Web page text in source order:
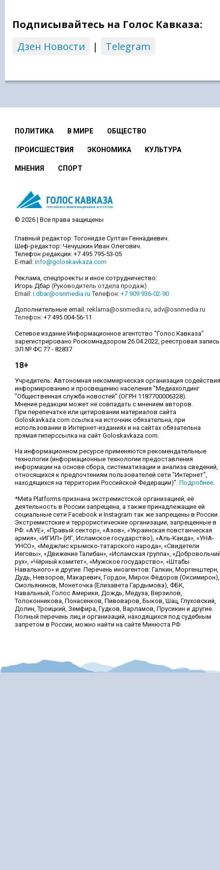
Подписывайтесь на Голос Кавказа:
Дзен Новости
| Telegram
ПОЛИТИКА В МИРЕ ОБЩЕСТВО
ПРОИСШЕСТВИЯ ЭКОНОМИКА КУЛЬТУРА
МНЕНИЯ СПОРТ
© 2026 | Все права защищены
Главный редактор: Тогонидзе Султан Геннадиевич.
Шеф-редактор: Чечушкин Иван Олегович.
Телефон редакции: +7 495 795-53-05
E-mail: info@goloskavkaza.com
Реклама, спецпроекты и иное сотрудничество:
Игорь Дбар (Руководитель отдела продаж)
Email: i.dbar@osnmedia.ru Телефон: +7 909 936-02-90
Дополнительные email: reklama@osnmedia.ru, adv@osnmedia.ru
Телефон: +7 495 004-56-11
Сетевое издание Информационное агентство "Голос Кавказа"
зарегистрировано Роскомнадзором 26.04.2022, реестровая запись
ЭЛ № ФС 77 - 82837
18+
Учредитель: Автономная некоммерческая организация содействия
информированию и просвещению населения "Медиахолдинг
"Общественная служба новостей" (ОГРН 1187700006328).
Мнение редакции может не совпадать с мнением авторов.
При перепечатке или цитировании материалов сайта
Goloskavkaza.com ссылка на источник обязательна, при
использовании в Интернет-изданиях и на сайтах обязательна
прямая гиперссылка на сайт Goloskavkaza.com.
На информационном ресурсе применяются рекомендательные
технологии (информационные технологии предоставления
информации на основе сбора, систематизации и анализа сведений,
относящихся к предпочтениям пользователей сети "Интернет",
находящихся на территории Российской Федерации)". Подробнее.
*Meta Platforms признана экстремистской организацией, её
деятельность в России запрещена, а также принадлежащие ей
социальные сети Facebook и Instagram так же запрещены в России.
Экстремистские и террористические организации, запрещенные в
РФ: «АУЕ», «Правый сектор», «Азов», «Украинская повстанческая
армия», «ИГИЛ» (ИГ, Исламское государство), «Аль-Каида», «УНА-
УНСО», «Меджлис крымско-татарского народа», «Свидетели
Иеговы», «Движение Талибан», «Исламская группа»,
рух», «Чёрный комитет», «Мужское государство», «Штабы
Навального» и другие. Перечень иноагентов: Галкин, Моргенштерн,
Дудь, Невзоров, Макаревич, Гордон, Мирон Фёдоров (Оксимирон),
Смольянинов, Монеточка (Елизавета Гардымова), ФБК,
Навальный, Голос Америки, Дождь, Медуза, Верзилов,
Толоконникова, Понасенков, Пивоваров, Быков, Шац, Глуховский,
Долин, Троицкий, Земфира, Гудков, Варламов, Прусикин и другие.
Полный перечень лиц и организаций, находящихся под судебным
запретом в России, можно найти на сайте Минюста РФ.